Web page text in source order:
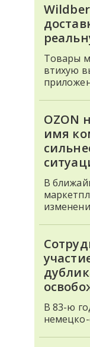
Товары
втихую
OZON
имя
В
В 83-ю
немецко-